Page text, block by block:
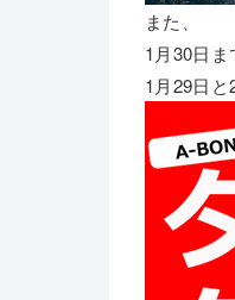
また、
1月30日
1月29日と